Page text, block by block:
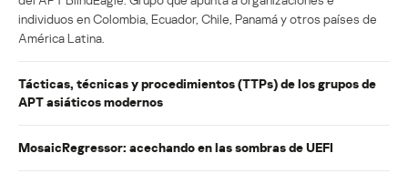
individuos en Colombia, Ecuador, Chile, Panamá y otros países de
América Latina.
Tácticas, técnicas y procedimientos (TTPs) de los grupos de
APT asiáticos modernos
MosaicRegressor: acechando en las sombras de UEFI